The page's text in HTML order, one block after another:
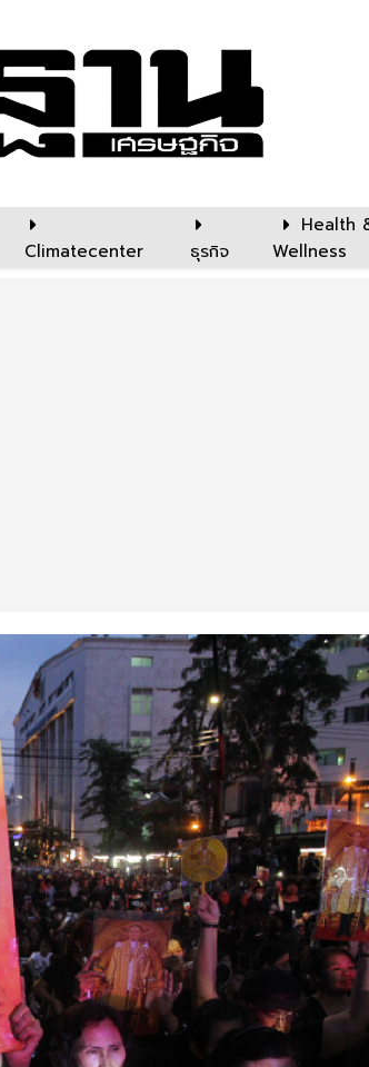
Climatecenter ธุรกิจ
Health
Wellness